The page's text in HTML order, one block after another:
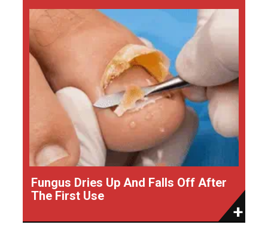
Fungus Dries Up And Falls Off After
The First Use